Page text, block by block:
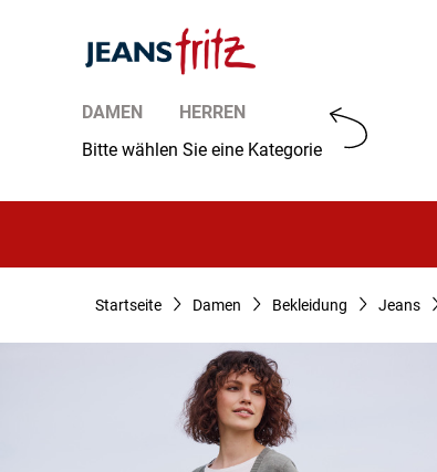
DAMEN
HERREN
Bitte wählen Sie eine Kategorie
Startseite Damen Bekleidung Jeans